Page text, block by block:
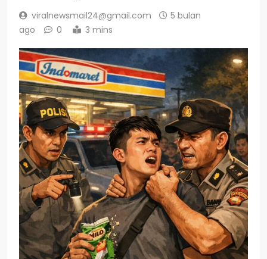
viralnewsmail24@gmail.com
5 bulan
ago
0 3 mins